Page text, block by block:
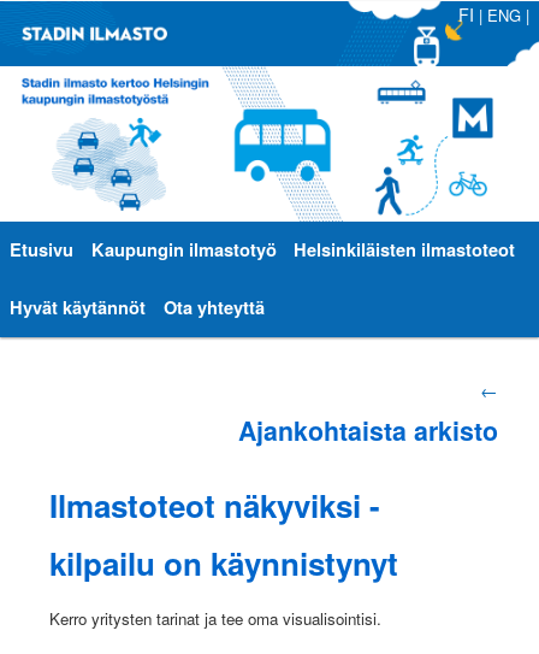
FI | ENG|
Päävalikko
Siirry
sisältöön
Siirry
toissijaiseen
Etusivu Kaupungin ilmastotyö Helsinkiläisten ilmastoteot
Hyvät käytännöt Ota yhteyttä
selaus
←
Ajankohtaista arkisto
Ilmastoteot näkyviksi -
kilpailu on käynnistynyt
Kerro yritysten tarinat ja tee oma visualisointisi.